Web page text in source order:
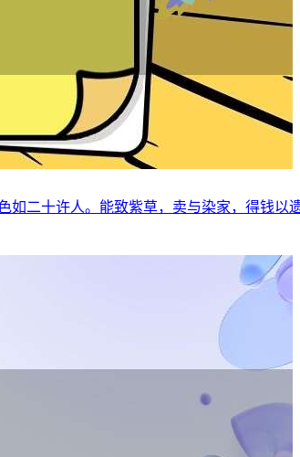
二十许人。能致紫草，卖与染家，得钱